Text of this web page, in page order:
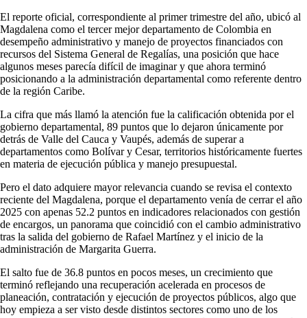
El reporte oficial, correspondiente al primer trimestre del año, ubicó al
Magdalena como el tercer mejor departamento de Colombia en
desempeño administrativo y manejo de proyectos financiados con
recursos del Sistema General de Regalías, una posición que hace
algunos meses parecía difícil de imaginar y que ahora terminó
posicionando a la administración departamental como referente dentro
de la región Caribe.
La cifra que más llamó la atención fue la calificación obtenida por el
gobierno departamental, 89 puntos que lo dejaron únicamente por
detrás de Valle del Cauca y Vaupés, además de superar a
departamentos como Bolívar y Cesar, territorios históricamente fuertes
en materia de ejecución pública y manejo presupuestal.
Pero el dato adquiere mayor relevancia cuando se revisa el contexto
reciente del Magdalena, porque el departamento venía de cerrar el año
2025 con apenas 52.2 puntos en indicadores relacionados con gestión
de encargos, un panorama que coincidió con el cambio administrativo
tras la salida del gobierno de Rafael Martínez y el inicio de la
administración de Margarita Guerra.
El salto fue de 36.8 puntos en pocos meses, un crecimiento que
terminó reflejando una recuperación acelerada en procesos de
planeación, contratación y ejecución de proyectos públicos, algo que
hoy empieza a ser visto desde distintos sectores como uno de los